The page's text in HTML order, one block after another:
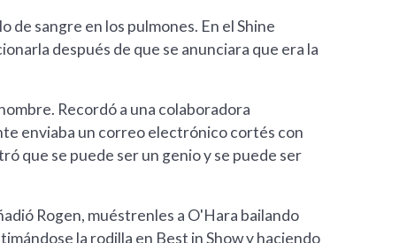
de sangre en los pulmones. En el Shine
después de que se anunciara que era la
Recordó a una colaboradora
enviaba un correo electrónico cortés con
que se puede ser un genio y se puede ser
Rogen, muéstrenles a O'Hara bailando
la rodilla en Best in Show y haciendo